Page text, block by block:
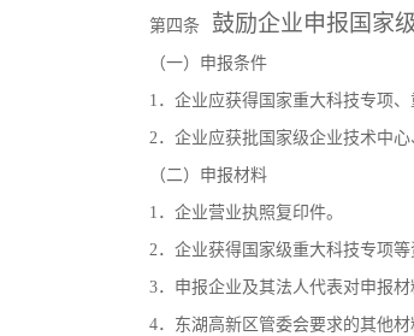
第四条 鼓励企业申报国家
（一）申报条件
1．企业应获得国家重大科技专项
2．企业应获批国家级企业技术中心
（二）申报材料
1．企业营业执照复印件。
2．企业获得国家级重大科技专项
3．申报企业及其法人代表对申报
4．东湖高新区管委会要求的其他材